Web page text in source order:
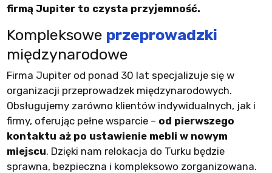
firmą Jupiter to czysta przyjemność.
Kompleksowe przeprowadzki
międzynarodowe
Firma Jupiter od ponad 30 lat specjalizuje się w
organizacji przeprowadzek międzynarodowych.
Obsługujemy zarówno klientów indywidualnych, jak i
firmy, oferując pełne wsparcie – od pierwszego
kontaktu aż po ustawienie mebli w nowym
miejscu. Dzięki nam relokacja do Turku będzie
sprawna, bezpieczna i kompleksowo zorganizowana.